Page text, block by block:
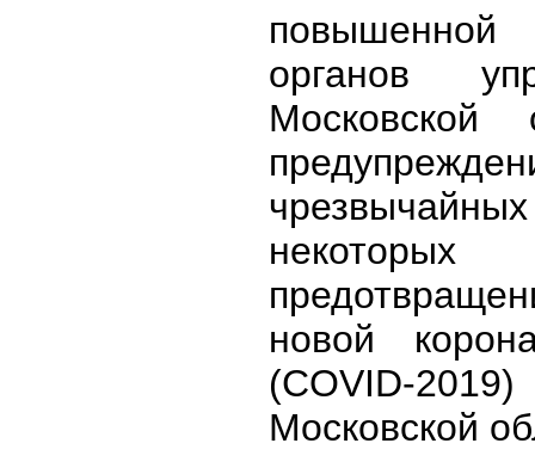
органов
Московской
новой
(COVID-
Московской